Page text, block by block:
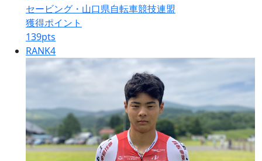
セービング・山口県自転車競技連盟
獲得ポイント
139pts
RANK4